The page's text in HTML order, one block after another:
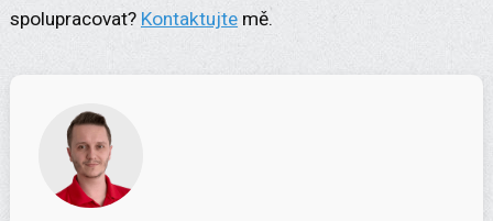
spolupracovat? Kontaktujtemě.